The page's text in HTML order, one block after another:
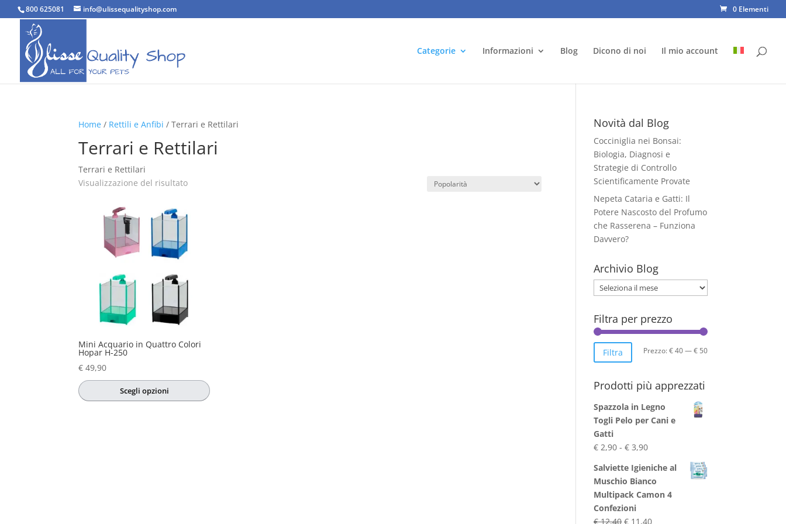
800 625081 info@ulissequalityshop.com 0 Elementi
Categorie Informazioni Blog Dicono di noi Il mio account
Home / Rettili e Anfibi / Terrari e Rettilari
Terrari e Rettilari
Terrari e Rettilari
Visualizzazione del risultato
Mini Acquario in Quattro Colori
Hopar H-250
€ 49,90
Scegli opzioni
Novità dal Blog
Cocciniglia nei Bonsai:
Biologia, Diagnosi e
Strategie di Controllo
Scientificamente Provate
Nepeta Cataria e Gatti: Il
Potere Nascosto del Profumo
che Rasserena – Funziona
Davvero?
Archivio Blog
Archivio
Blog
Filtra per prezzo
Prezzo
Prezzo
Filtra Prezzo:€ 40—€ 50
Prodotti più apprezzati
Spazzola in Legno
Togli Pelo per Cani e
Gatti
€ 2,90 - € 3,90Fascia
prezzo:
da
€ 2,90
Salviette Igieniche al
Muschio Bianco
Multipack Camon 4
Confezioni
€12,40 Il
€ 11,40Il